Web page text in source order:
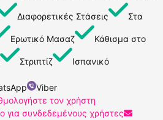
Διαφορετικές Στάσεις Στα
Ερωτικό Μασαζ Κάθισμα στο
Στριπτίζ
Ισπανικό
Viber
τον χρήστη
για συνδεδεμένους χρήστες